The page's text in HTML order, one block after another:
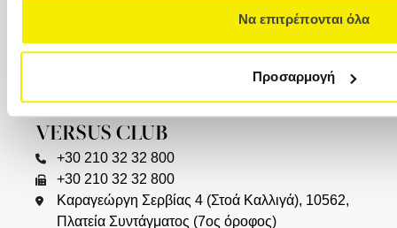
Να επιτρέπονται όλα
Προσαρμογή
Versus Travel Cyprus Ltd. (VTC) Λεωφ.
VERSUS CLUB
+30 210 32 32 800
+30 210 32 32 800
Καραγεώργη Σερβίας 4 (Στοά Καλλιγά), 10562,
Πλατεία Συντάγματος (7ος όροφος)